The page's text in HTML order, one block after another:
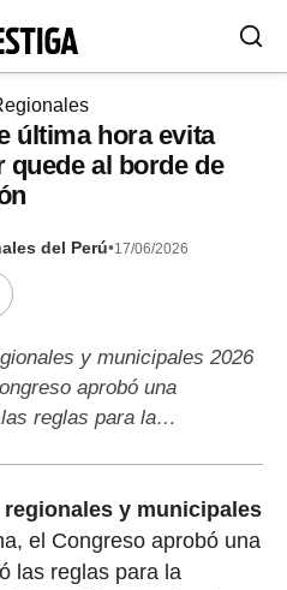
última hora evita
quede al borde de
del Perú•17/06/2026
y municipales 2026
aprobó una
reglas para la…
y municipales
el Congreso aprobó una
las reglas para la